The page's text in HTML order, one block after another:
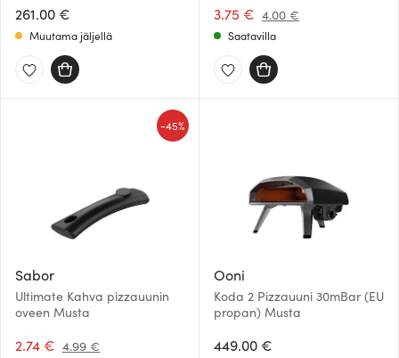
261.00 €
Muutama jäljellä
3.75 € 4.00 €
Saatavilla
Sabor
Ultimate Kahva pizzauunin
oveen Musta
2.74 € 4.99 €
-45%
Ooni
Koda 2 Pizzauuni 30mBar (EU
propan) Musta
449.00 €